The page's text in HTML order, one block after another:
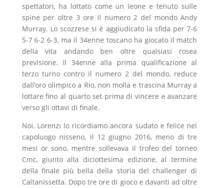
spettatori, ha lottato come un leone e tenuto sulle
spine per oltre 3 ore il numero 2 del mondo Andy
Murray. Lo scozzese si è aggiudicato la sfida per 7-6
5-7 6-2 6-3, ma il 34enne toscano ha giocato il match
della vita andando ben oltre qualsiasi rosea
previsione. Il 34enne alla prima qualificazione al
terzo turno contro il numero 2 del mondo, reduce
dall’oro olimpico a Rio, non molla e trascina Murray a
lottare fino al quarto set prima di vincere e avanzare
verso gli ottavi di finale.
Noi, Lorenzi lo ricordiamo ancora sudato e felice nel
capoluogo nisseno, il 12 giugno 2016, meno di tre
mesi or sono, mentre sollevava il trofeo del torneo
Cmc, giunto alla diciottesima edizione, al termine
della finale più bella della storia del challenger di
Caltanissetta. Dopo tre ore di gioco e davanti ad oltre